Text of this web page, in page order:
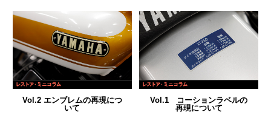
Vol.2 エンブレムの再現につ
いて
Vol.1 コーションラベルの
再現について